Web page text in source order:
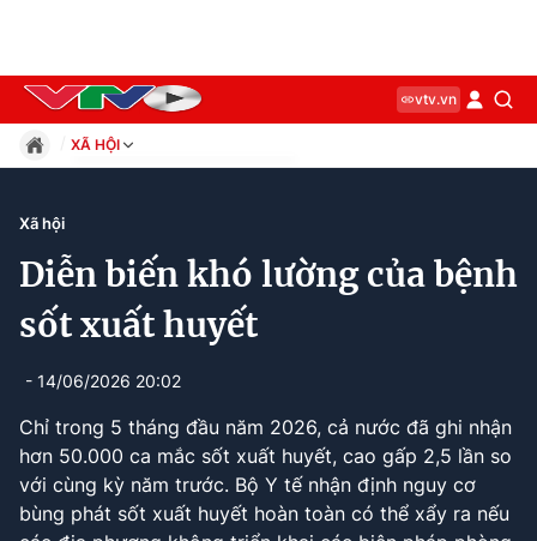
vtv.vn
XÃ HỘI
Xã hội
Kinh tế
Thế giới
Công nghệ
Current
0:11 / Duration
2:44
Xã hội
Diễn biến khó lường của bệnh
sốt xuất huyết
- 14/06/2026 20:02
Chỉ trong 5 tháng đầu năm 2026, cả nước đã ghi nhận
hơn 50.000 ca mắc sốt xuất huyết, cao gấp 2,5 lần so
với cùng kỳ năm trước. Bộ Y tế nhận định nguy cơ
bùng phát sốt xuất huyết hoàn toàn có thể xẩy ra nếu